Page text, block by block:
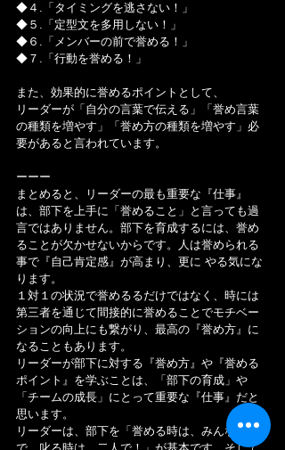
◆４.「タイミングを逃さない！」
◆５.「定型文を多用しない！」
◆６.「メンバーの前で誉める！」
◆７.「行動を誉める！」
また、効果的に誉めるポイントとして、
リーダーが「自分の言葉で伝える」「誉め言葉
の種類を増やす」「誉め方の種類を増やす」必
要があると言われています。
ーーー
まとめると、リーダーの最も重要な『仕事』
は、部下を上手に「誉めること」と言っても過
言ではありません。部下を育成するには、誉め
ることが欠かせないからです。人は誉められる
事で『自己肯定感』が高まり、更に やる気にな
ります。
１対１の状況で誉めるるだけではなく、時には
第三者を通じて間接的に誉めることでモチベー
ションの向上にも繋がり、最高の『誉め方』に
なることもあります。
リーダーが部下に対する『誉め方』や『誉める
ポイント』を学ぶことは、「部下の育成」や
「チームの成長」にとって重要な『仕事』だと
思います。
リーダーは、部下を「誉める時は、みんなの前